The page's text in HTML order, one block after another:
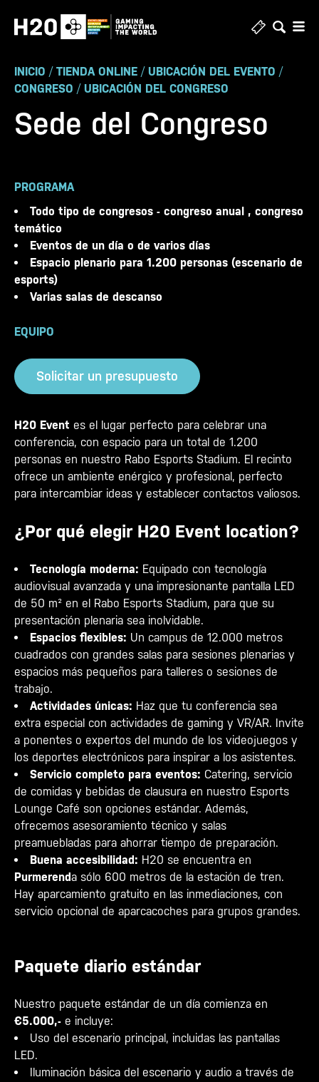
INICIO / TIENDA ONLINE / UBICACIÓN DEL EVENTO /
CONGRESO / UBICACIÓN DEL CONGRESO
Sede del Congreso
PROGRAMA
Todo tipo de congresos - congreso anual , congreso
temático
Eventos de un día o de varios días
Espacio plenario para 1.200 personas (escenario de
esports)
Varias salas de descanso
EQUIPO
Solicitar un presupuesto
H20 Event es el lugar perfecto para celebrar una
conferencia, con espacio para un total de 1.200
personas en nuestro Rabo Esports Stadium. El recinto
ofrece un ambiente enérgico y profesional, perfecto
para intercambiar ideas y establecer contactos valiosos.
¿Por qué elegir H20 Event location?
Tecnología moderna: Equipado con tecnología
audiovisual avanzada y una impresionante pantalla LED
de 50 m² en el Rabo Esports Stadium, para que su
presentación plenaria sea inolvidable.
Espacios flexibles: Un campus de 12.000 metros
cuadrados con grandes salas para sesiones plenarias y
espacios más pequeños para talleres o sesiones de
trabajo.
Actividades únicas: Haz que tu conferencia sea
extra especial con actividades de gaming y VR/AR. Invite
a ponentes o expertos del mundo de los videojuegos y
los deportes electrónicos para inspirar a los asistentes.
Servicio completo para eventos: Catering, servicio
de comidas y bebidas de clausura en nuestro Esports
Lounge Café son opciones estándar. Además,
ofrecemos asesoramiento técnico y salas
preamuebladas para ahorrar tiempo de preparación.
Buena accesibilidad: H20 se encuentra en
Purmerenda sólo 600 metros de la estación de tren.
Hay aparcamiento gratuito en las inmediaciones, con
servicio opcional de aparcacoches para grupos grandes.
Paquete diario estándar
Nuestro paquete estándar de un día comienza en
€5.000,- e incluye:
Uso del escenario principal, incluidas las pantallas
LED.
Iluminación básica del escenario y audio a través de